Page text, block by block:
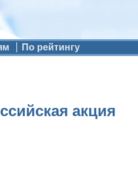
По рейтингу
акция